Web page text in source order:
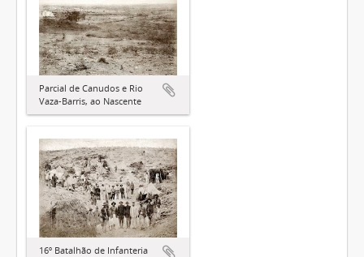
Parcial de Canudos e Rio
Vaza-Barris, ao Nascente
16º Batalhão de Infanteria